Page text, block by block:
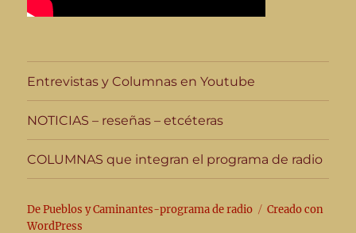
Entrevistas y Columnas en Youtube
NOTICIAS – reseñas – etcéteras
COLUMNAS que integran el programa de radio
De Pueblos y Caminantes-programa de radio
Creado con
WordPress